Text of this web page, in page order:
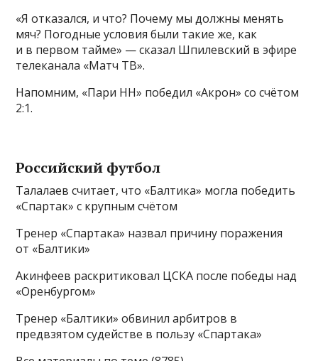
«Я отказался, и что? Почему мы должны менять
мяч? Погодные условия были такие же, как
и в первом тайме» — сказал Шпилевский в эфире
телеканала «Матч ТВ».
Напомним, «Пари НН» победил «Акрон» со счётом
2:1.
Российский футбол
Талалаев считает, что «Балтика» могла победить
«Спартак» с крупным счётом
Тренер «Спартака» назвал причину поражения
от «Балтики»
Акинфеев раскритиковал ЦСКА после победы над
«Оренбургом»
Тренер «Балтики» обвинил арбитров в
предвзятом судействе в пользу «Спартака»